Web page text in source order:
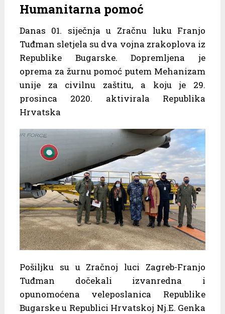
Humanitarna pomoć
Danas 01. siječnja u Zračnu luku Franjo
Tuđman sletjela su dva vojna zrakoplova iz
Republike Bugarske. Dopremljena je
oprema za žurnu pomoć putem Mehanizam
unije za civilnu zaštitu, a koju je 29.
prosinca 2020. aktivirala Republika
Hrvatska
Pošiljku su u Zračnoj luci Zagreb-Franjo
Tuđman dočekali izvanredna i
opunomoćena veleposlanica Republike
Bugarske u Republici Hrvatskoj Nj.E. Genka